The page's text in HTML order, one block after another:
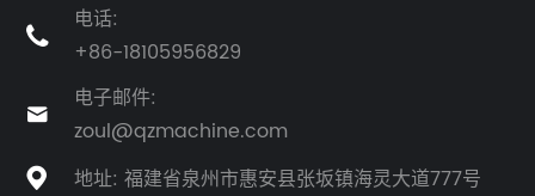

电话:
+86-18105956829

电子邮件:
zoul@qzmachine.com
 地址: 福建省泉州市惠安县张坂镇海灵大道777号